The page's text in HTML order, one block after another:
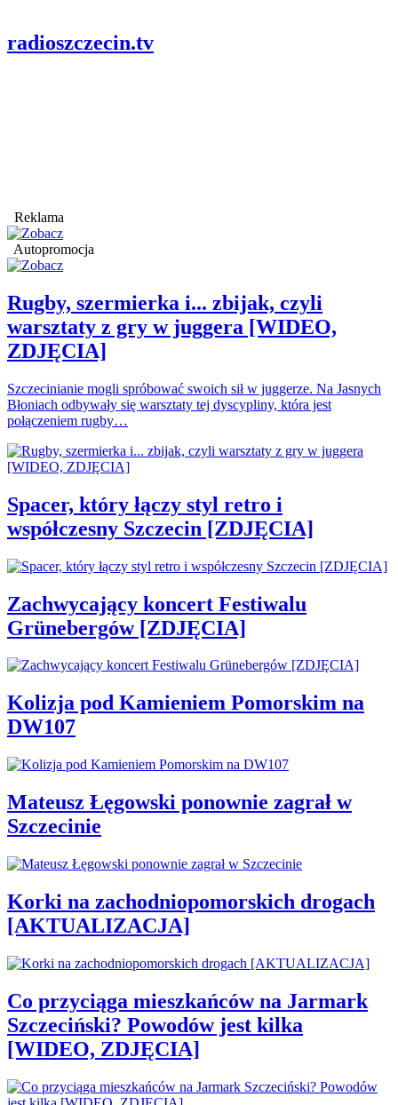
radioszczecin.tv
Reklama
Autopromocja
Rugby, szermierka i... zbijak, czyli
warsztaty z gry w juggera [WIDEO,
ZDJĘCIA]
Szczecinianie mogli spróbować swoich sił w juggerze. Na Jasnych
Błoniach odbywały się warsztaty tej dyscypliny, która jest
połączeniem rugby…
Spacer, który łączy styl retro i
współczesny Szczecin [ZDJĘCIA]
Zachwycający koncert Festiwalu
Grünebergów [ZDJĘCIA]
Kolizja pod Kamieniem Pomorskim na
DW107
Mateusz Łęgowski ponownie zagrał w
Szczecinie
Korki na zachodniopomorskich drogach
[AKTUALIZACJA]
Co przyciąga mieszkańców na Jarmark
Szczeciński? Powodów jest kilka
[WIDEO, ZDJĘCIA]